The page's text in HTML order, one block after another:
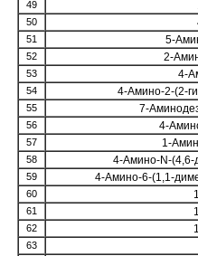
49
50
51 5-
52 2-
53 4-
54 4-Амино-2-(2-
55 7-
56 4-
57 1-
58 4-Aминo-N-
59 4-Амино-6-(1,1-
60
61
62
63